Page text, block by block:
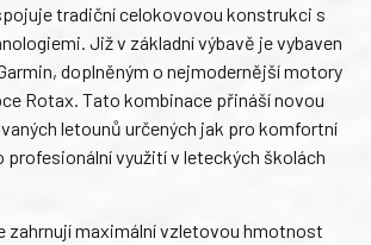
tradiční celokovovou konstrukci s
Již v základní výbavě je vybaven
doplněným o nejmodernější motory
Rotax. Tato kombinace přináší novou
letounů určených jak pro komfortní
využití v leteckých školách
zahrnují maximální vzletovou hmotnost